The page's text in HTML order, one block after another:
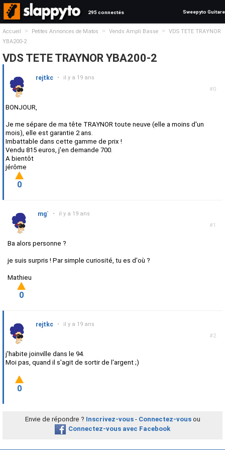
295 connectés Sweepyto Guitare
Accueil > Petites Annonces de Matos > Vends Ampli Basse >
VDS TETE TRAYNOR
YBA200-2
VDS TETE TRAYNOR YBA200-2
#0
rejtkc • il y a 19 ans
BONJOUR,
Je me sépare de ma tête TRAYNOR toute neuve (elle a moins d'un
mois), elle est garantie 2 ans.
Imbattable dans cette gamme de prix !
Vendu 815 euros, j'en demande 700.
A bientôt
jérôme
0
#1
mg` • il y a 19 ans
Ba alors personne ?
je suis surpris ! Par simple curiosité, tu es d'où ?
Mathieu
0
#2
rejtkc • il y a 19 ans
j'habite joinville dans le 94.
Moi pas, quand il s'agit de sortir de l'argent ;)
0
Envie de répondre ? Inscrivez-vous- Connectez-vousou
Connectez-vous avec Facebook